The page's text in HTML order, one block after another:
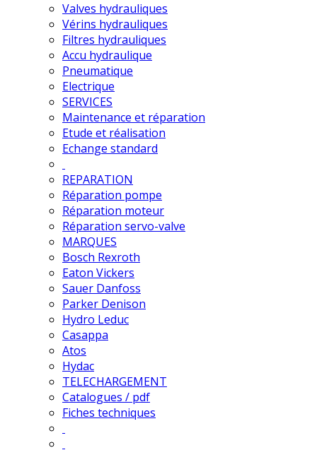
Valves hydrauliques
Vérins hydrauliques
Filtres hydrauliques
Accu hydraulique
Pneumatique
Electrique
SERVICES
Maintenance et réparation
Etude et réalisation
Echange standard
REPARATION
Réparation pompe
Réparation moteur
Réparation servo-valve
MARQUES
Bosch Rexroth
Eaton Vickers
Sauer Danfoss
Parker Denison
Hydro Leduc
Casappa
Atos
Hydac
TELECHARGEMENT
Catalogues / pdf
Fiches techniques